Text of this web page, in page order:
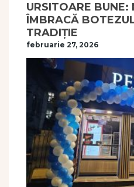
URSITOARE BUNE:
ÎMBRACĂ
TRADIȚIE
februarie 27, 2026